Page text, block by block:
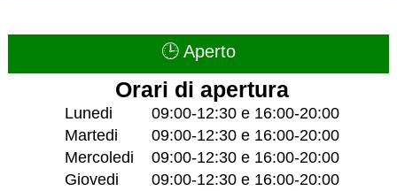
🕒 Aperto
Orari di apertura
Lunedi
09:00-12:30 e 16:00-20:00
Martedi
09:00-12:30 e 16:00-20:00
Mercoledi
09:00-12:30 e 16:00-20:00
Giovedi
09:00-12:30 e 16:00-20:00